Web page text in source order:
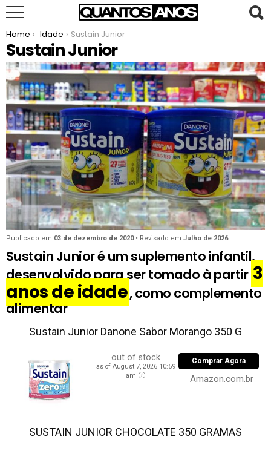
You are here:
Home Idade Sustain Junior
Sustain Junior
Publicado em 03 de dezembro de 2020• Revisado em Julho de 2026
Sustain Junior é um suplemento infantil,
desenvolvido para ser tomado à partir 3
anos de idade, como complemento
alimentar
Sustain Junior Danone Sabor Morango 350 G
out of stock
as of August 7, 2026 10:59
am
Comprar Agora
Amazon.com.br
SUSTAIN JUNIOR CHOCOLATE 350 GRAMAS